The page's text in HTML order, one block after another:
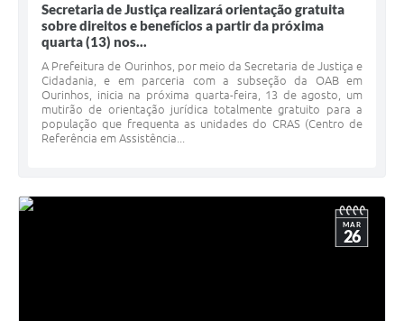
Secretaria de Justiça realizará orientação gratuita
sobre direitos e benefícios a partir da próxima
quarta (13) nos...
A Prefeitura de Ourinhos, por meio da Secretaria de Justiça e
Cidadania, e em parceria com a subseção da OAB em
Ourinhos, inicia na próxima quarta-feira, 13 de agosto, um
mutirão de orientação jurídica totalmente gratuito para a
população que frequenta as unidades do CRAS (Centro de
Referência em Assistência...
MAR
26